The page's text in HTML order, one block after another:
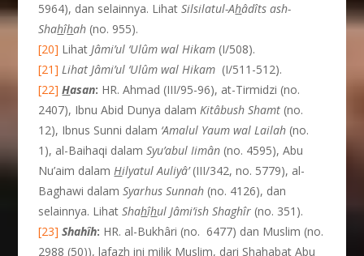
5964), dan selainnya. LihatSilsilatul-Ahâdîts ash-
Shahîhah (no. 955).
[20] LihatJâmi’ul ‘Ulûm wal Hikam (I/508).
[21] Lihat Jâmi’ul ‘Ulûm wal Hikam (I/511-512).
[22] Hasan: HR. Ahmad (III/95-96), at-Tirmidzi (no.
2407), Ibnu Abid Dunya dalamKitâbush Shamt (no.
12), Ibnus Sunni dalam ‘Amalul Yaum wal Lailah (no.
1), al-Baihaqi dalamSyu’abul Iimân (no. 4595), Abu
Nu’aim dalamHilyatul Auliyâ’(III/342, no. 5779), al-
Baghawi dalamSyarhus Sunnah (no. 4126), dan
selainnya. LihatShahîhul Jâmi’ish Shaghîr (no. 351).
[23] Shahîh: HR. al-Bukhâri (no. 6477) dan Muslim (no.
2988 (50)), lafazh ini milik Muslim, dari Shahabat Abu